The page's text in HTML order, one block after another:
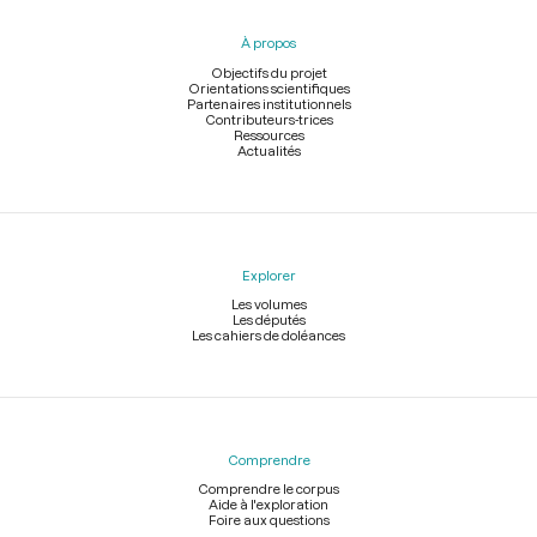
À propos
Objectifs du projet
Orientations scientifiques
Partenaires institutionnels
Contributeurs-trices
Ressources
Actualités
Explorer
Les volumes
Les députés
Les cahiers de doléances
Comprendre
Comprendre le corpus
Aide à l'exploration
Foire aux questions